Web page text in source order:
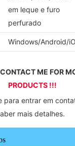
em leque e furo
perfurado
Windows/Android/
ME FOR
PRODUCTS !!!
mais detalhes.